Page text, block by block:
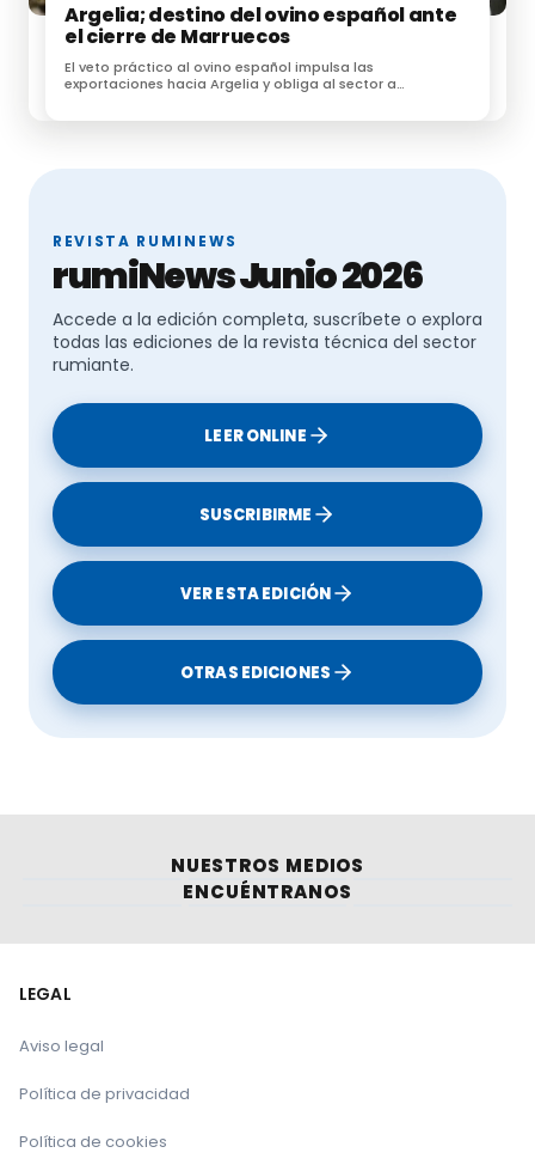
Argelia; destino del ovino español ante
el cierre de Marruecos
El veto práctico al ovino español impulsa las
exportaciones hacia Argelia y obliga al sector a
REVISTA RUMINEWS
rumiNews Junio 2026
Accede a la edición completa, suscríbete o explora
todas las ediciones de la revista técnica del sector
rumiante.
LEER ONLINE
SUSCRIBIRME
VER ESTA EDICIÓN
OTRAS EDICIONES
NUESTROS MEDIOS
ENCUÉNTRANOS
LEGAL
Aviso legal
Política de privacidad
Política de cookies